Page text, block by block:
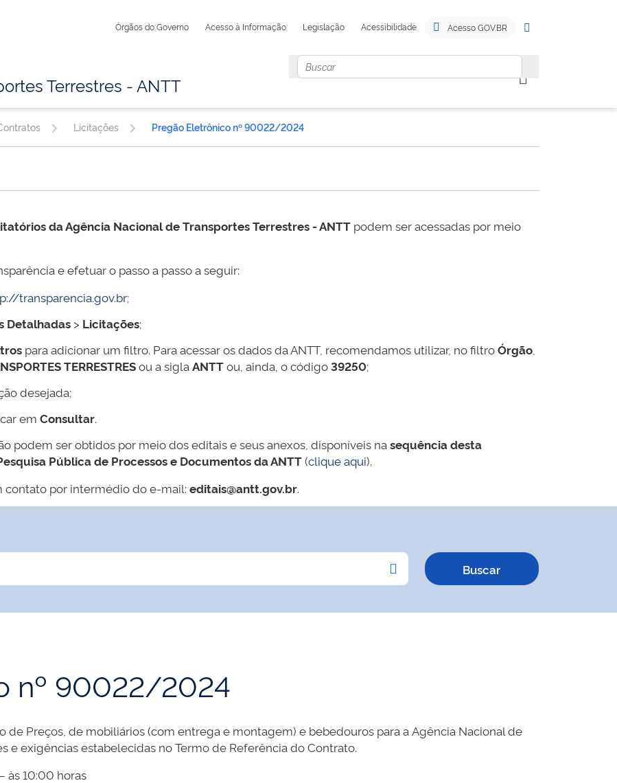
Órgãos do Governo Acesso à Informação Legislação Acessibilidade Acesso GOV.BR
Terrestres - ANTT
Licitações Pregão Eletrônico nº 90022/2024
da Agência Nacional de Transportes Terrestres - ANTT podem ser acessadas por meio
e efetuar o passo a passo a seguir:
transparencia.gov.br;
Detalhadas > Licitações;
para adicionar um filtro. Para acessar os dados da ANTT, recomendamos utilizar, no filtroÓrgão
TERRESTRESou a siglaANTTou, ainda, o código39250;
desejada;
em Consultar.
podem ser obtidos por meio dos editais e seus anexos, disponíveis nasequência desta
Pública de Processos e Documentos da ANTT(clique aqui).
contato por intermédio do e-mail: editais@antt.gov.br.
nº 90022/2024
de Preços, de mobiliários (com entrega e montagem) e bebedouros para a Agência Nacional de
e exigências estabelecidas no Termo de Referência do Contrato.
às 10:00 horas